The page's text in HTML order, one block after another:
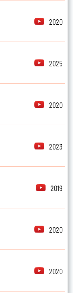
2020
2025
2020
2023
2019
2020
2020